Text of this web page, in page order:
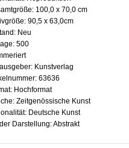
100,0 x 70,0 cm
90,5 x 63,0cm
Neu
500
Kunstverlag
63636
Hochformat
Zeitgenössische Kunst
Deutsche Kunst
Darstellung: Abstrakt